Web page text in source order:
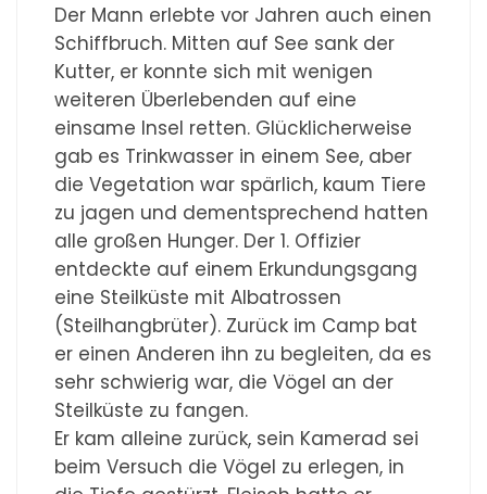
Der Mann erlebte vor Jahren auch einen
Schiffbruch. Mitten auf See sank der
Kutter, er konnte sich mit wenigen
weiteren Überlebenden auf eine
einsame Insel retten. Glücklicherweise
gab es Trinkwasser in einem See, aber
die Vegetation war spärlich, kaum Tiere
zu jagen und dementsprechend hatten
alle großen Hunger. Der 1. Offizier
entdeckte auf einem Erkundungsgang
eine Steilküste mit Albatrossen
(Steilhangbrüter). Zurück im Camp bat
er einen Anderen ihn zu begleiten, da es
sehr schwierig war, die Vögel an der
Steilküste zu fangen.
Er kam alleine zurück, sein Kamerad sei
beim Versuch die Vögel zu erlegen, in